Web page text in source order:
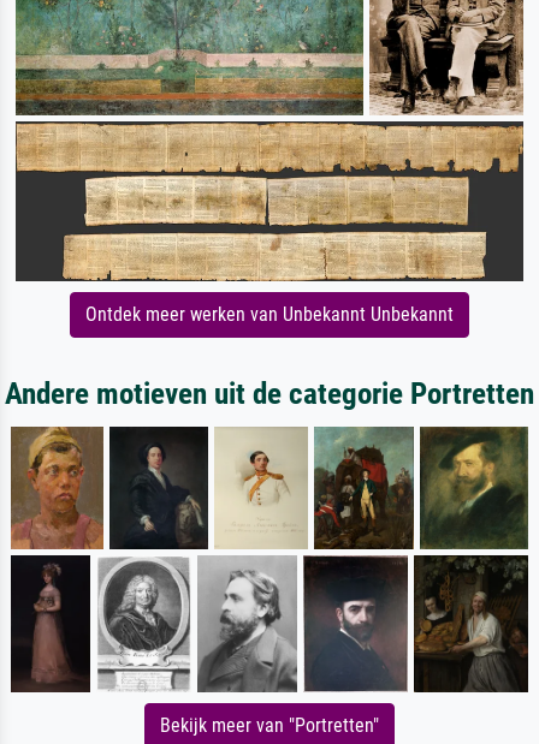
Ontdek meer werken van Unbekannt Unbekannt
Andere motieven uit de categorie Portretten
Bekijk meer van "Portretten"